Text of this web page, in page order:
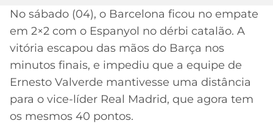
CÓDIGO
DE
INDICAÇÃO
BET365
CÓDIGO
BETANO
CORINTHIANS
SÃO
PAULO
SANTOS
A
LIBERTADORES
COPA
DO
BRASIL
MERCADO
DA
BOLA
PALPITES
No sábado (04), o Barcelona ficou no empate
em 2×2 com o Espanyol no dérbi catalão. A
vitória escapou das mãos do Barça nos
minutos finais, e impediu que a equipe de
Ernesto Valverde mantivesse uma distância
para o vice-líder Real Madrid, que agora tem
os mesmos 40 pontos.